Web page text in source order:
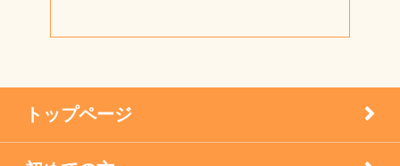
未分類
7月営業日のお知らせ
宝塚市 メニエール病 20代 女性
トップページ